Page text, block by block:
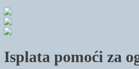
Isplata pomoći za